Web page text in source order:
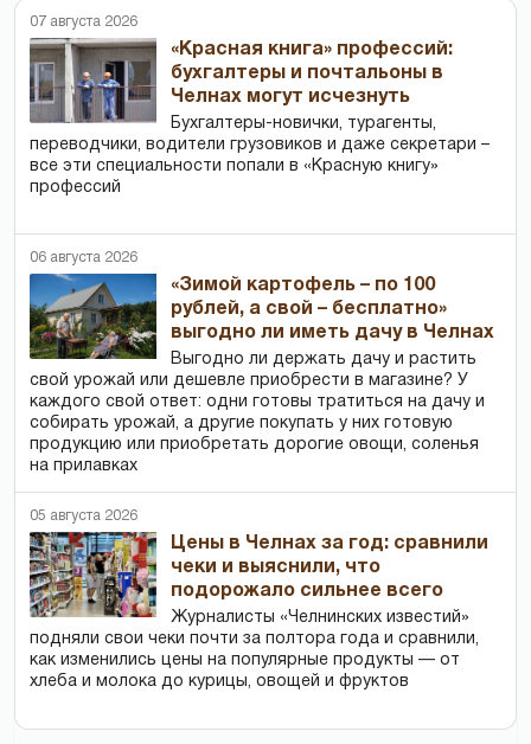
07 августа 2026
«Красная книга» профессий:
бухгалтеры и почтальоны в
Челнах могут исчезнуть
Бухгалтеры-новички, тур­агенты,
переводчики, водители грузовиков и даже секретари –
все эти специальности попали в «Красную книгу»
профессий
06 августа 2026
«Зимой картофель – по 100
рублей, а свой – бесплатно»
выгодно ли иметь дачу в Челнах
Выгодно ли держать дачу и растить
свой урожай или дешевле приобрести в магазине? У
каждого свой ответ: одни готовы тратиться на дачу и
собирать урожай, а другие покупать у них готовую
продукцию или приобретать дорогие овощи, соленья
на прилавках
05 августа 2026
Цены в Челнах за год: сравнили
чеки и выяснили, что
подорожало сильнее всего
Журналисты «Челнинских известий»
подняли свои чеки почти за полтора года и сравнили,
как изменились цены на популярные продукты — от
хлеба и молока до курицы, овощей и фруктов